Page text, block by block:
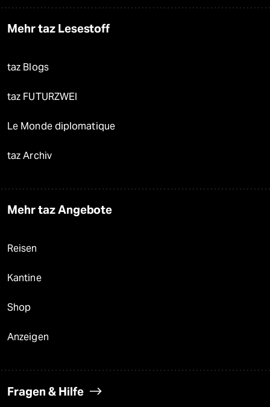
Mehr taz Lesestoff
taz Blogs
taz FUTURZWEI
Le Monde diplomatique
taz Archiv
Mehr taz Angebote
Reisen
Kantine
Shop
Anzeigen
Fragen & Hilfe